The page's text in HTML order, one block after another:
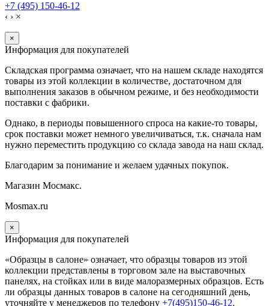
+7 (495) 150-46-12
‹ › ×
×
Информация для покупателей
Складская программа означает, что на нашем складе находятся
товары из этой коллекции в количестве, достаточном для
выполнения заказов в обычном режиме, и без необходимости
поставки с фабрики.
Однако, в периоды повышенного спроса на какие-то товары,
срок поставки может немного увеличиваться, т.к. сначала нам
нужно переместить продукцию со склада завода на наш склад.
Благодарим за понимание и желаем удачных покупок.
Магазин Мосмакс.
Mosmax.ru
×
Информация для покупателей
«Образцы в салоне» означает, что образцы товаров из этой
коллекции представлены в торговом зале на выставочных
панелях, на стойках или в виде малоразмерных образцов. Есть
ли образцы данных товаров в салоне на сегодняшний день,
уточняйте у менеджеров по телефону +7(495)150-46-12.